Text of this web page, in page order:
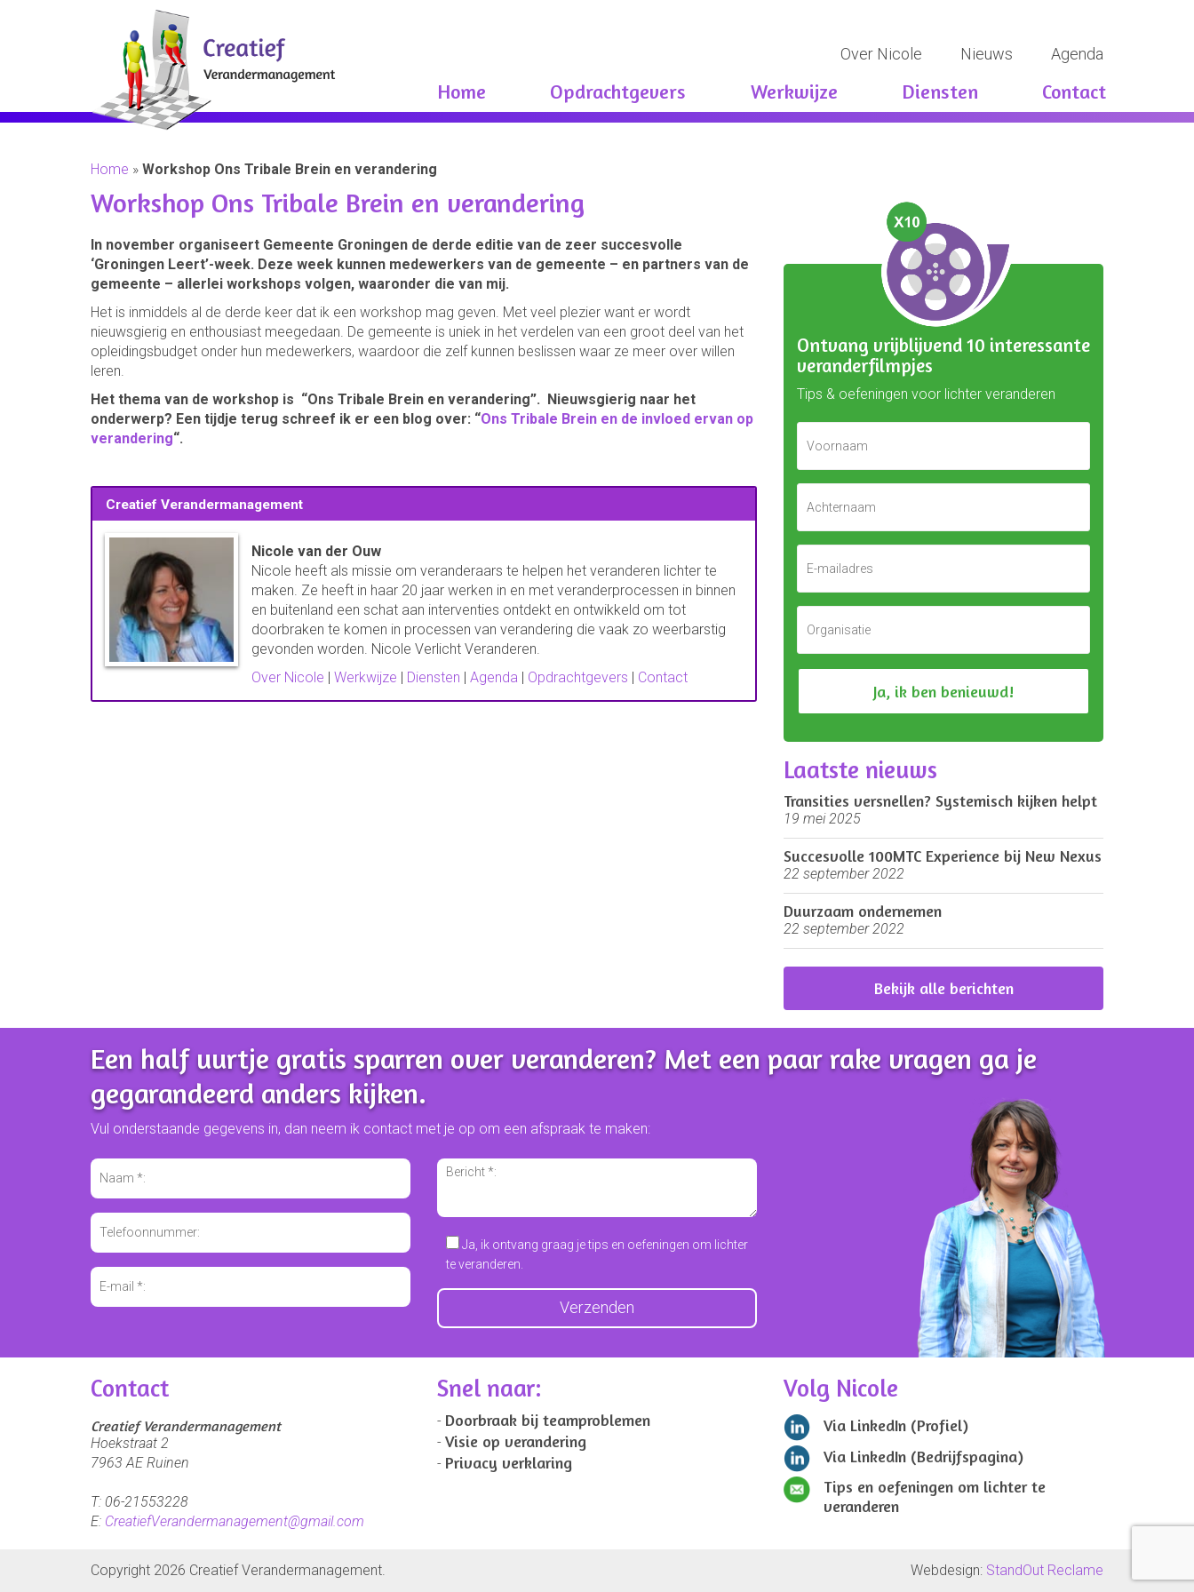
Over Nicole Nieuws Agenda
Home Opdrachtgevers Werkwijze Diensten Contact
Home » Workshop Ons Tribale Brein en verandering
Workshop Ons Tribale Brein en verandering
In november organiseert Gemeente Groningen de derde editie van de zeer succesvolle
‘Groningen Leert’-week. Deze week kunnen medewerkers van de gemeente – en partners van de
gemeente – allerlei workshops volgen, waaronder die van mij.
Het is inmiddels al de derde keer dat ik een workshop mag geven. Met veel plezier want er wordt
nieuwsgierig en enthousiast meegedaan. De gemeente is uniek in het verdelen van een groot deel van het
opleidingsbudget onder hun medewerkers, waardoor die zelf kunnen beslissen waar ze meer over willen
leren.
Het thema van de workshop is “Ons Tribale Brein en verandering”. Nieuwsgierig naar het
onderwerp? Een tijdje terug schreef ik er een blog over: “Ons Tribale Brein en de invloed ervan op
verandering“.
Creatief Verandermanagement
Nicole van der Ouw
Nicole heeft als missie om veranderaars te helpen het veranderen lichter te
maken. Ze heeft in haar 20 jaar werken in en met veranderprocessen in binnen
en buitenland een schat aan interventies ontdekt en ontwikkeld om tot
doorbraken te komen in processen van verandering die vaak zo weerbarstig
gevonden worden. Nicole Verlicht Veranderen.
Over Nicole
Werkwijze Diensten Agenda Opdrachtgevers Contact
Ontvang vrijblijvend 10 interessante
veranderfilmpjes
Tips & oefeningen voor lichter veranderen
Laatste nieuws
Transities versnellen? Systemisch kijken helpt
19 mei 2025
Succesvolle 100MTC Experience bij New Nexus
22 september 2022
Duurzaam ondernemen
22 september 2022
Bekijk alle berichten
Een half uurtje gratis sparren over veranderen? Met een paar rake vragen ga je
gegarandeerd anders kijken.
Vul onderstaande gegevens in, dan neem ik contact met je op om een afspraak te maken:
Ja, ik ontvang graag je tips en oefeningen om lichter
te veranderen.
Contact
Creatief Verandermanagement
Hoekstraat 2
7963 AE Ruinen
T: 06-21553228
E: CreatiefVerandermanagement@gmail.com
Snel naar:
Doorbraak bij teamproblemen
Visie op verandering
Privacy verklaring
Volg Nicole
Via LinkedIn (Profiel)
Via LinkedIn (Bedrijfspagina)
Tips en oefeningen om lichter te
veranderen
Copyright 2026 Creatief Verandermanagement. Webdesign: StandOut Reclame
Aan de slag met een Angstcultuur